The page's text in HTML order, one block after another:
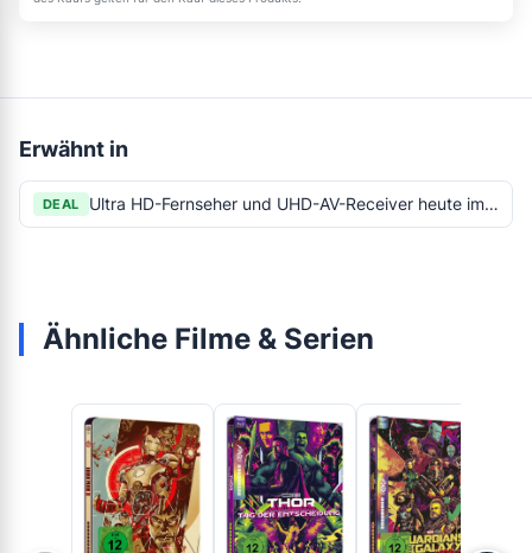
Erwähnt in
DEAL Ultra HD-Fernseher und UHD-AV-Receiver heute im Super Sunday
Ähnliche Filme & Serien